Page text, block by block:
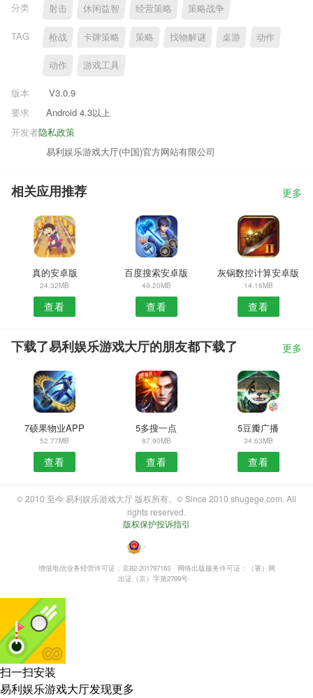
分类
射击 休闲益智 经营策略 策略战争
TAG 枪战 卡牌策略 策略 找物解谜 桌游 动作
动作 游戏工具
版本
V3.0.9
要求
Android 4.3以上
隐私政策
开发者
易利娱乐游戏大厅(中国)官方网站有限公司
相关应用推荐 更多
真的安卓版
24.32MB
查看
百度搜索安卓版
49.20MB
查看
灰锅数控计算安卓版
14.16MB
查看
下载了易利娱乐游戏大厅的朋友都下载了 更多
7硕果物业APP
52.77MB
查看
5多搜一点
87.90MB
查看
5豆瓣广播
34.63MB
查看
© 2010 至今 易利娱乐游戏大厅 版权所有。© Since 2010 shugege.com. All
rights reserved.
版权保护投诉指引
・
增值电信业务经营许可证：京B2-201797163
网络出版服务许可证：（署）网
出证（京）字第2799号
扫一扫安装
易利娱乐游戏大厅发现更多